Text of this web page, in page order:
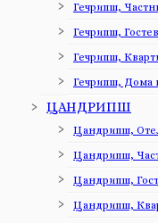
Гечрипш,
Гечрипш,
Гечрипш,
Гечрипш, Дома
ЦАНДРИПШ
Цандрипш,
Цандрипш,
Цандрипш,
Цандрипш,